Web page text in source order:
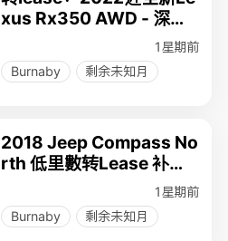
xus Rx350 AWD - 深蓝
外饰 + 棕色内饰，高级耐
看经典配色！
1星期前
Burnaby
剩余未知月
2018 Jeep Compass No
rth 低里數转Lease 补现1
1星期前
Burnaby
剩余未知月